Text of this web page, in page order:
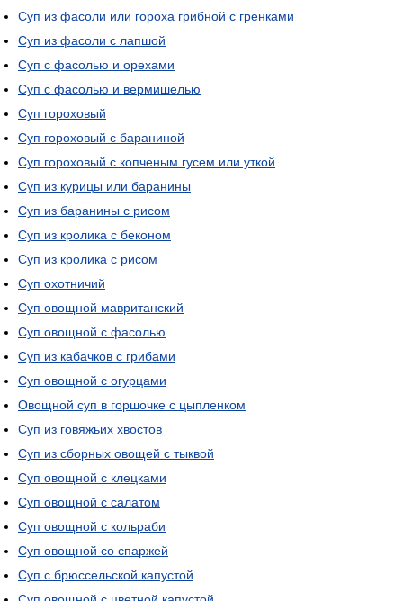
Суп из фасоли или гороха грибной с гренками
Суп из фасоли с лапшой
Суп с фасолью и орехами
Суп с фасолью и вермишелью
Суп гороховый
Суп гороховый с бараниной
Суп гороховый с копченым гусем или уткой
Суп из курицы или баранины
Суп из баранины с рисом
Суп из кролика с беконом
Суп из кролика с рисом
Суп охотничий
Суп овощной мавританский
Суп овощной с фасолью
Суп из кабачков с грибами
Суп овощной с огурцами
Овощной суп в горшочке с цыпленком
Суп из говяжьих хвостов
Суп из сборных овощей с тыквой
Суп овощной с клецками
Суп овощной с салатом
Суп овощной с кольраби
Суп овощной со спаржей
Суп с брюссельской капустой